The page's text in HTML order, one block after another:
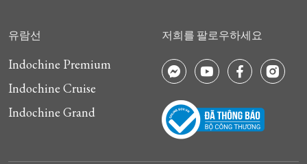
유람선
Indochine Premium
Indochine Cruise
Indochine Grand
저희를 팔로우하세요